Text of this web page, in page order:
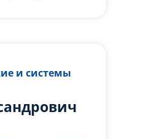
10 новых
и системы